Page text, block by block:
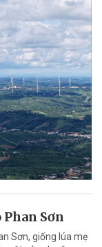
Sơn
Sơn, giống lúa mẹ